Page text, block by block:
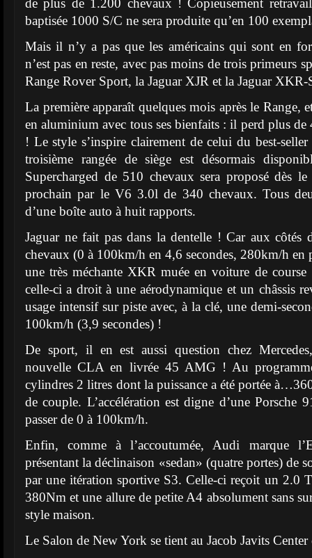
de plus de 1.200 chevaux ! Copieusement
baptisée 1000 S/C ne sera produite qu’en 100
Mais il n’y a pas que les américains qui sont en
n’est pas en reste, avec pas moins de trois primeurs
Range Rover Sport, la Jaguar XJR et la Jaguar
La première apparaît quelques mois après le Range,
en aluminium avec tous ses bienfaits : il perd plus
! Le style s’inspire clairement de celui du best-
troisième rangée de siège est désormais
Supercharged de 510 chevaux sera proposé dès
prochain par le V6 3.0l de 340 chevaux. Tous
d’une boîte auto à huit rapports.
Jaguar ne fait pas dans la dentelle ! Car aux côtés
chevaux (0 à 100km/h en 4,6 secondes, 280km/h en
une très méchante XKR muée en voiture de
celle-ci a droit à une aérodynamique et un châssis
usage intensif sur piste avec, à la clé, une demi-
100km/h (3,9 secondes) !
De sport, il en est aussi question chez
nouvelle CLA en livrée 45 AMG ! Au
cylindres 2 litres dont la puissance a été portée
de couple. L’accélération est digne d’une Porsche
passer de 0 à 100km/h.
Enfin, comme à l’accoutumée, Audi marque
présentant la déclinaison «sedan» (quatre portes) de
par une itération sportive S3. Celle-ci reçoit un 2.0
380Nm et une allure de petite A4 absolument sans
style maison.
Le Salon de New York se tient au Jacob Javits